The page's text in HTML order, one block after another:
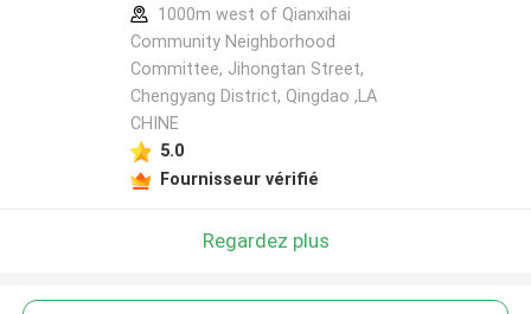
1000m west of Qianxihai
Community Neighborhood
Committee, Jihongtan Street,
Chengyang District, Qingdao ,LA
CHINE
5.0
Fournisseur vérifié
Regardez plus